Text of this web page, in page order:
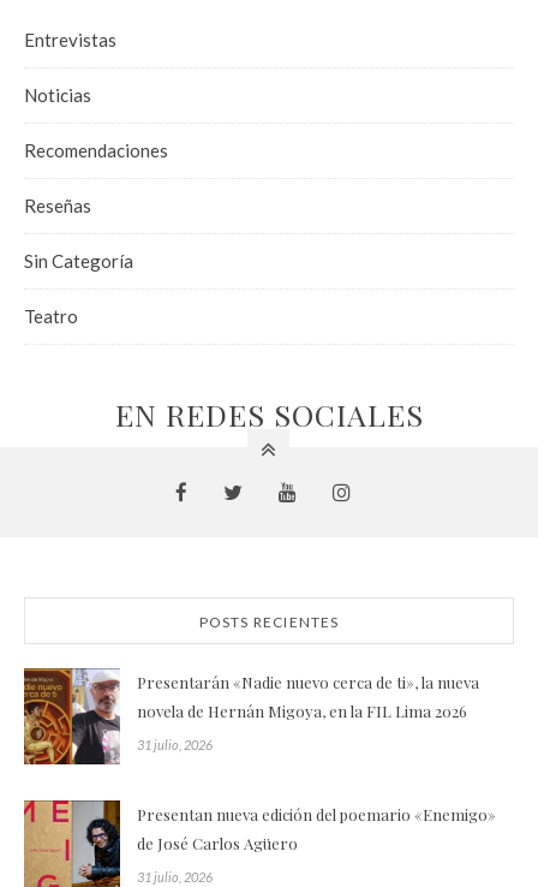
Entrevistas
Noticias
Recomendaciones
Reseñas
Sin Categoría
Teatro
EN REDES SOCIALES
POSTS RECIENTES
Presentarán «Nadie nuevo cerca de ti», la nueva
novela de Hernán Migoya, en la FIL Lima 2026
31 julio, 2026
Presentan nueva edición del poemario «Enemigo»
de José Carlos Agüero
31 julio, 2026